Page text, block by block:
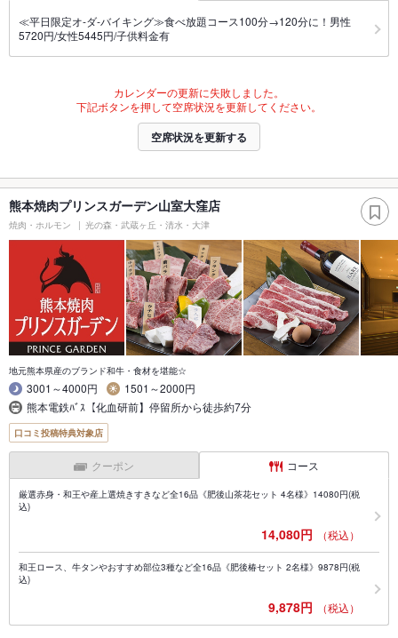
≪平日限定オ-ダ-バイキング≫食べ放題コース100分→120分に！男性
5720円/女性5445円/子供料金有
カレンダーの更新に失敗しました。
下記ボタンを押して空席状況を更新してください。
空席状況を更新する
熊本焼肉プリンスガーデン山室大窪店
焼肉・ホルモン 光の森・武蔵ヶ丘・清水・大津
地元熊本県産のブランド和牛・食材を堪能☆
3001～4000円
1501～2000円
熊本電鉄ﾊﾞｽ【化血研前】停留所から徒歩約7分
口コミ投稿特典対象店
クーポン コース
厳選赤身・和王や産上選焼きすきなど全16品《肥後山茶花セット 4名様》14080円(税
込)
14,080円 （税込）
和王ロース、牛タンやおすすめ部位3種など全16品《肥後椿セット 2名様》9878円(税
込)
9,878円 （税込）